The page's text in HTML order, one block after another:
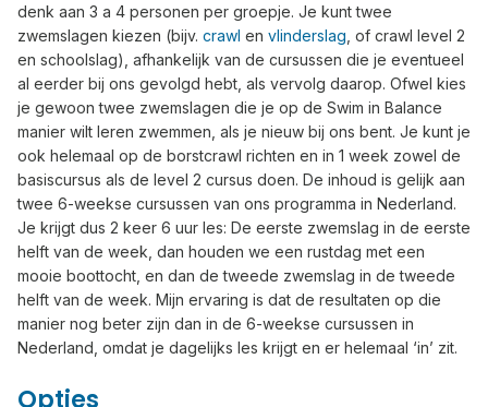
denk aan 3 a 4 personen per groepje. Je kunt twee
zwemslagen kiezen (bijv. crawl en vlinderslag , of crawl level 2
en schoolslag), afhankelijk van de cursussen die je eventueel
al eerder bij ons gevolgd hebt, als vervolg daarop. Ofwel kies
je gewoon twee zwemslagen die je op de Swim in Balance
manier wilt leren zwemmen, als je nieuw bij ons bent. Je kunt je
ook helemaal op de borstcrawl richten en in 1 week zowel de
basiscursus als de level 2 cursus doen. De inhoud is gelijk aan
twee 6-weekse cursussen van ons programma in Nederland.
Je krijgt dus 2 keer 6 uur les: De eerste zwemslag in de eerste
helft van de week, dan houden we een rustdag met een
mooie boottocht, en dan de tweede zwemslag in de tweede
helft van de week. Mijn ervaring is dat de resultaten op die
manier nog beter zijn dan in de 6-weekse cursussen in
Nederland, omdat je dagelijks les krijgt en er helemaal ‘in’ zit.
Opties